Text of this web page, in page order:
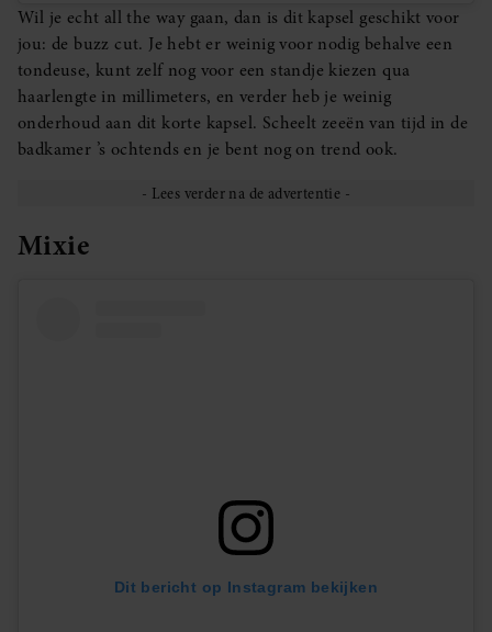
Wil je echt all the way gaan, dan is dit kapsel geschikt voor
jou: de buzz cut. Je hebt er weinig voor nodig behalve een
tondeuse, kunt zelf nog voor een standje kiezen qua
haarlengte in millimeters, en verder heb je weinig
onderhoud aan dit korte kapsel. Scheelt zeeën van tijd in de
badkamer ’s ochtends en je bent nog on trend ook.
Mixie
Dit bericht op Instagram bekijken